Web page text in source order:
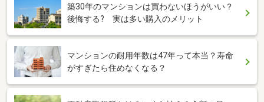
築30年のマンションは買わないほうがいい？
後悔する? 実は多い購入のメリット
マンションの耐用年数は47年って本当？寿命
がすぎたら住めなくなる？